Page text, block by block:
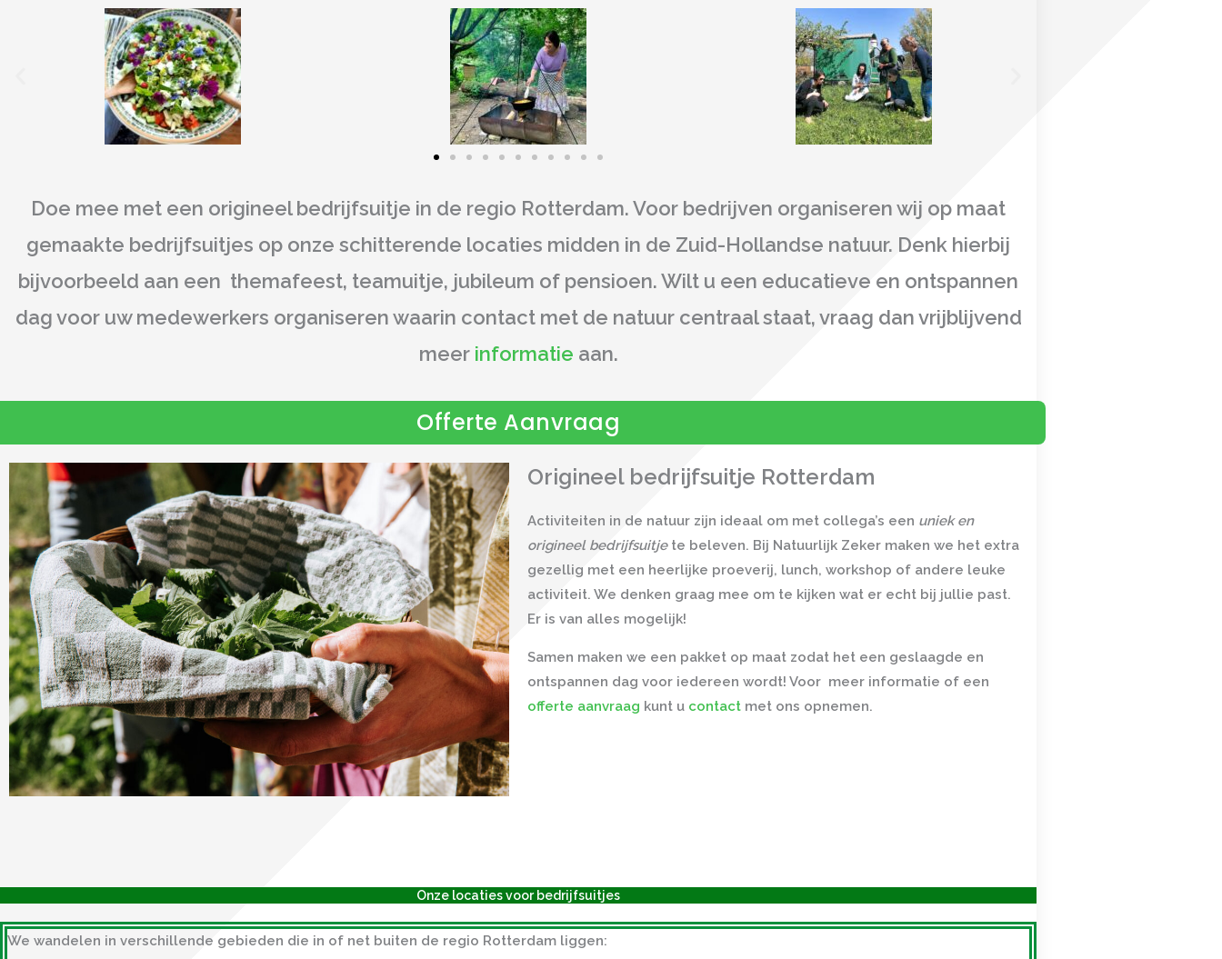
Doe mee met een origineel bedrijfsuitje in de regio Rotterdam. Voor bedrijven organiseren wij op maat
gemaakte bedrijfsuitjes op onze schitterende locaties midden in de Zuid-Hollandse natuur. Denk hierbij
bijvoorbeeld aan een themafeest, teamuitje, jubileum of pensioen. Wilt u een educatieve en ontspannen
dag voor uw medewerkers organiseren waarin contact met de natuurcentraal staat, vraag dan vrijblijvend
meer informatie aan.
Offerte Aanvraag
Origineel bedrijfsuitje Rotterdam
Activiteiten in de natuur zijn ideaal om met collega’s een uniek en
origineel bedrijfsuitjete beleven. Bij Natuurlijk Zeker maken we het extra
gezellig met een heerlijke proeverij, lunch, workshop of andere leuke
activiteit. We denken graag mee om te kijken wat er echt bij jullie past.
Er is van alles mogelijk!
Samen maken we een pakket op maat zodat het een geslaagde en
ontspannen dag voor iedereen wordt! Voor meer informatie of een
offerte aanvraag kunt u contact met ons opnemen.
Onze locaties voor bedrijfsuitjes
We wandelen in verschillende gebieden die in of net buiten de regio Rotterdam liggen: